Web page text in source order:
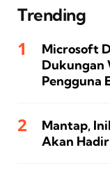
Trending
Microsoft
Dukungan
Pengguna
Mantap,
Akan